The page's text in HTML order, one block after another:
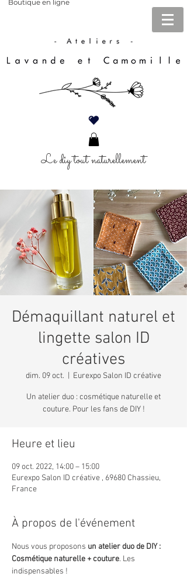
Boutique en ligne
Le diy tout naturellement
Démaquillant naturel et
lingette salon ID
créatives
dim. 09 oct. Eurexpo Salon ID créative
Un atelier duo : cosmétique naturelle et
couture. Pour les fans de DIY !
Heure et lieu
09 oct. 2022, 14:00 – 15:00
Eurexpo Salon ID créative , 69680 Chassieu,
France
À propos de l'événement
Nous vous proposons un atelier duo de DIY :
Cosmétique naturelle + couture. Les
indispensables !